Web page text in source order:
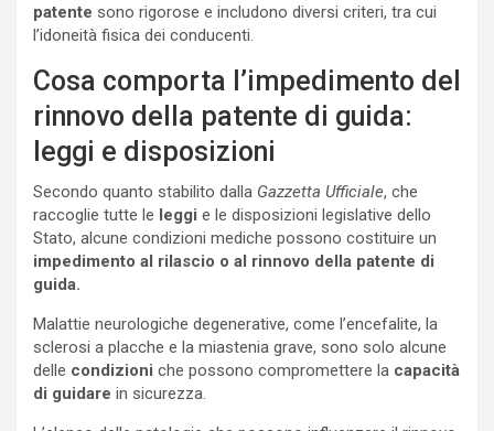
patente sono rigorose e includono diversi criteri, tra cui
l’idoneità fisica dei conducenti.
Cosa comporta l’impedimento del
rinnovo della patente di guida:
leggi e disposizioni
Secondo quanto stabilito dalla Gazzetta Ufficiale, che
raccoglie tutte le leggi e le disposizioni legislative dello
Stato, alcune condizioni mediche possono costituire un
impedimento al rilascio o al rinnovo della patente di
guida.
Malattie neurologiche degenerative, come l’encefalite, la
sclerosi a placche e la miastenia grave, sono solo alcune
delle condizioni che possono compromettere la capacità
di guidare in sicurezza.